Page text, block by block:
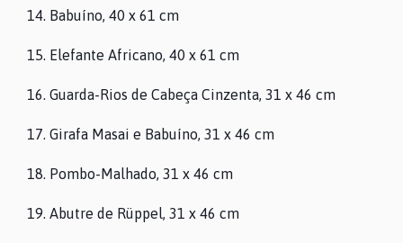
14. Babuíno, 40 x 61 cm
15. Elefante Africano, 40 x 61 cm
16. Guarda-Rios de Cabeça Cinzenta, 31 x 46 cm
17. Girafa Masai e Babuíno, 31 x 46 cm
18. Pombo-Malhado, 31 x 46 cm
19. Abutre de Rüppel, 31 x 46 cm